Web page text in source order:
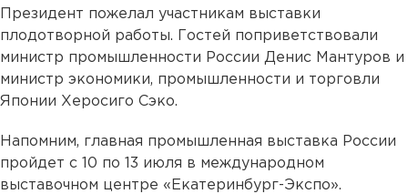
Президент пожелал участникам выставки
плодотворной работы. Гостей поприветствовали
министр промышленности России Денис Мантуров и
министр экономики, промышленности и торговли
Японии Херосиго Сэко.
Напомним, главная промышленная выставка России
пройдет с 10 по 13 июля в международном
выставочном центре «Екатеринбург-Экспо».